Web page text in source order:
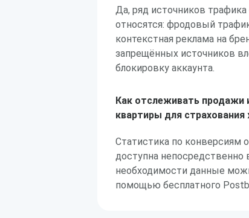
Да, ряд источников
относятся: фродовый
контекстная реклама на
запрещённых источников
блокировку аккаунта.
Как отслеживать продажи
квартиры для страхования
Статистика по конверсиям
доступна непосредственно
необходимости данные
помощью бесплатного